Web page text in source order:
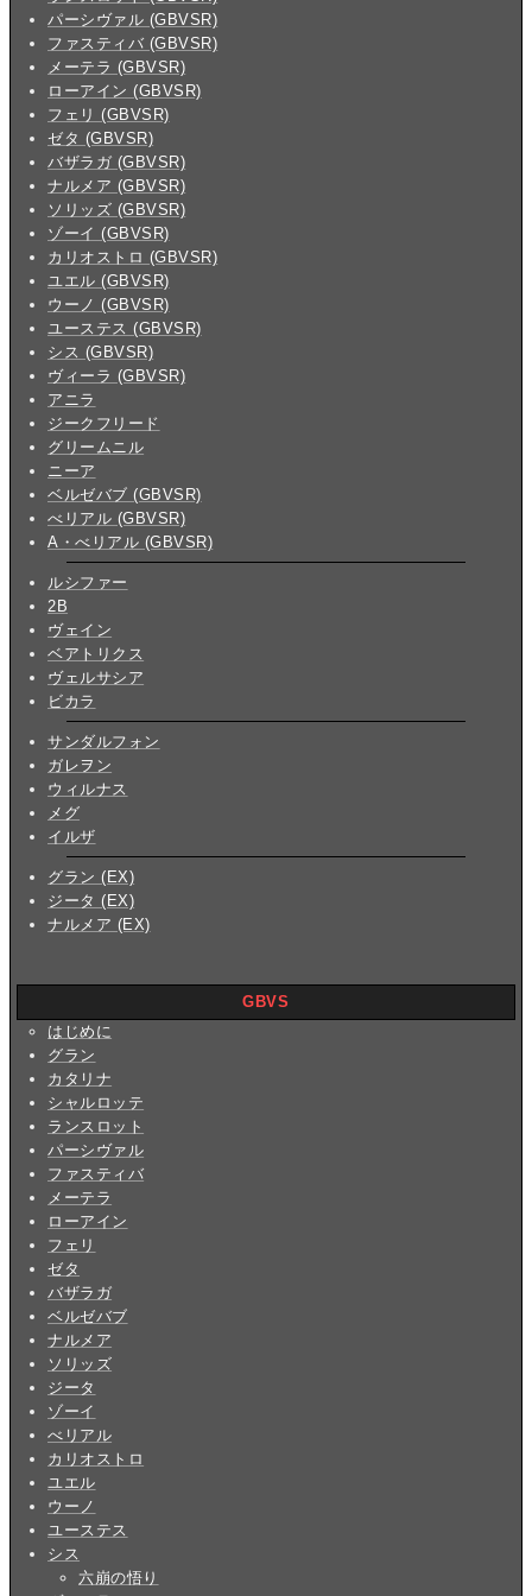
パーシヴァル (GBVSR)
ファスティバ (GBVSR)
メーテラ (GBVSR)
ローアイン (GBVSR)
フェリ (GBVSR)
ゼタ (GBVSR)
バザラガ (GBVSR)
ナルメア (GBVSR)
ソリッズ (GBVSR)
ゾーイ (GBVSR)
カリオストロ (GBVSR)
ユエル (GBVSR)
ウーノ (GBVSR)
ユーステス (GBVSR)
シス (GBVSR)
ヴィーラ (GBVSR)
アニラ
ジークフリード
グリームニル
ニーア
ベルゼバブ (GBVSR)
べリアル (GBVSR)
A・べリアル (GBVSR)
ルシファー
2B
ヴェイン
ベアトリクス
ヴェルサシア
ビカラ
サンダルフォン
ガレヲン
ウィルナス
メグ
イルザ
グラン (EX)
ジータ (EX)
ナルメア (EX)
GBVS
はじめに
グラン
カタリナ
シャルロッテ
ランスロット
パーシヴァル
ファスティバ
メーテラ
ローアイン
フェリ
ゼタ
バザラガ
ベルゼバブ
ナルメア
ソリッズ
ジータ
ゾーイ
べリアル
カリオストロ
ユエル
ウーノ
ユーステス
シス
六崩の悟り